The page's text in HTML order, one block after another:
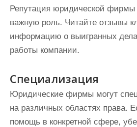
Репутация юридической фирмы
важную роль. Читайте отзывы
информацию о выигранных
работы компании.
Специализация
Юридические фирмы могут
на различных областях права.
помощь в конкретной сфере,